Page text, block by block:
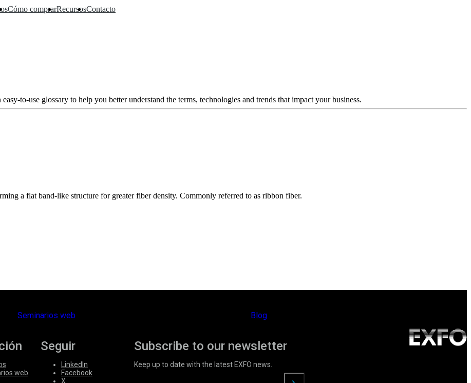
Cómo comprar
▼ Recursos
▼ Contacto
▼
to-use glossary to help you better understand the terms, technologies and trends that impact your business.
a flat band-like structure for greater fiber density. Commonly referred to as ribbon fiber.
Seminarios web Blog
web
Seguir
LinkedIn
Facebook
X
Subscribe to our newsletter
Keep up to date with the latest EXFO news.